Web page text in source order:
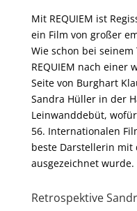
Mit REQUIEM ist
ein Film von großer
Wie schon bei
REQUIEM nach einer
Seite von Burghart
Sandra Hüller in der
Leinwanddebüt,
56. Internationalen
beste Darstellerin mit
ausgezeichnet wurde.
Retrospektive